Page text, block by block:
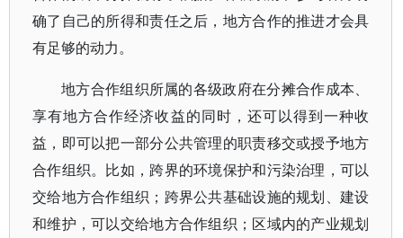
确了自己的所得和责任之后，地方合作的推进才会具
有足够的动力。
地方合作组织所属的各级政府在分摊合作成本、
享有地方合作经济收益的同时，还可以得到一种收
益，即可以把一部分公共管理的职责移交或授予地方
合作组织。比如，跨界的环境保护和污染治理，可以
交给地方合作组织；跨界公共基础设施的规划、建设
和维护，可以交给地方合作组织；区域内的产业规划